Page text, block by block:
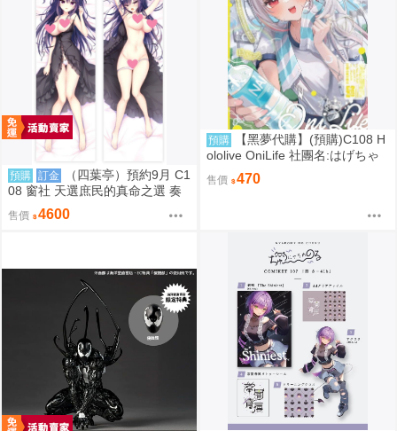
預購 訂金
（四葉亭）預約9月 C1
08 窗社 天選庶民的真命之選 奏
命 抱枕套 0814
售價 4600
預購
【黑夢代購】(預購)C108 H
ololive OniLife 社團名:はげちゃ
った 繪師: HAGE
售價 470